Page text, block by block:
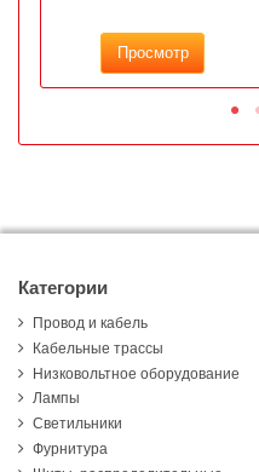
Просмотр
Категории
Провод и кабель
Кабельные трассы
Низковольтное оборудование
Лампы
Светильники
Фурнитура